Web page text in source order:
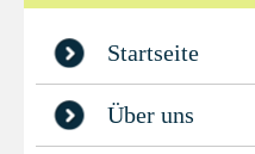
Startseite
Über uns